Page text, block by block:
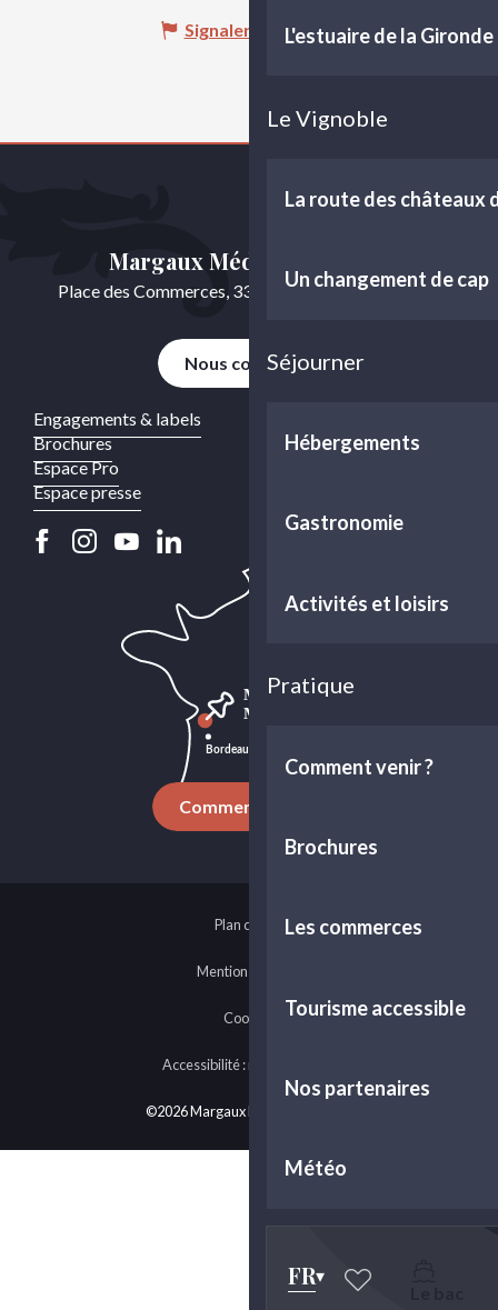
L'estuaire de la Gironde
Le Vignoble
La route des châteaux
Un changement de cap
Séjourner
Hébergements
Gastronomie
Activités et loisirs
Pratique
Comment venir ?
Brochures
Les commerces
Tourisme accessible
Nos partenaires
Météo
FR
Signaler une erreur
Engagements & labels
Brochures
Espace Pro
Espace presse
Margaux Médoc Tourisme
Place des Commerces, 33460 Cussac-Fort-Médoc
Nous contacter
Comment venir ?
Plan du site
Mentions légales
Cookies
Accessibilité : non-conforme
©2026 Margaux Médoc Tourisme